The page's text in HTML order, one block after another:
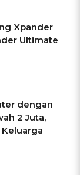
Xpander
Ultimate
dengan
2 Juta,